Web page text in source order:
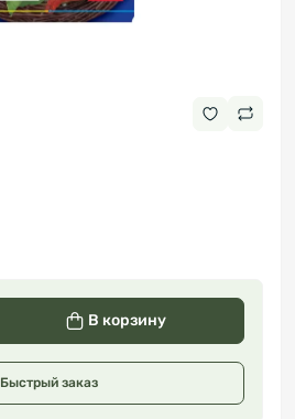
В корзину
Быстрый заказ